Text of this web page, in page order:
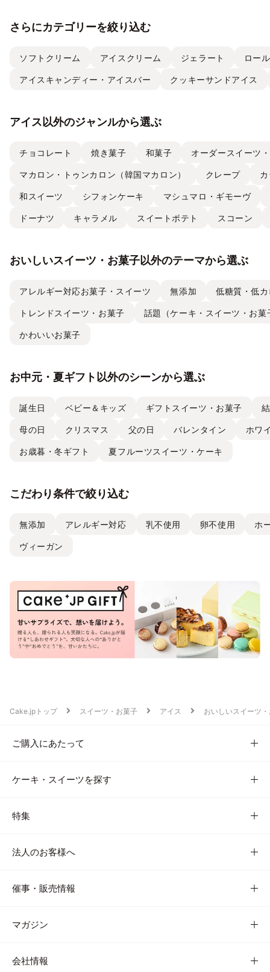
さらにカテゴリーを絞り込む
ソフトクリーム アイスクリーム ジェラート ロー
アイスキャンディー・アイスバー クッキーサンドアイス
アイス以外のジャンルから選ぶ
チョコレート 焼き菓子 和菓子 オーダースイーツ
マカロン・トゥンカロン（韓国マカロン） クレープ
和スイーツ シフォンケーキ マシュマロ・ギモーヴ
ドーナツ キャラメル スイートポテト スコーン
おいしいスイーツ・お菓子以外のテーマから選ぶ
アレルギー対応お菓子・スイーツ 無添加 低糖質・低
トレンドスイーツ・お菓子 話題（ケーキ・スイーツ・お菓
かわいいお菓子
お中元・夏ギフト以外のシーンから選ぶ
誕生日 ベビー＆キッズ ギフトスイーツ・お菓子
母の日 クリスマス 父の日 バレンタイン ホワ
お歳暮・冬ギフト 夏フルーツスイーツ・ケーキ
こだわり条件で絞り込む
無添加 アレルギー対応 乳不使用 卵不使用 ホ
ヴィーガン
Cake.jpトップ スイーツ・お菓子 アイス おいしいスイーツ
ご購入にあたって
ケーキ・スイーツを探す
特集
法人のお客様へ
催事・販売情報
マガジン
会社情報